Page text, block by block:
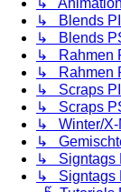
↳
↳ Blends PI
↳ Blends
↳ Rahmen
↳ Rahmen
↳ Scraps PI
↳ Scraps
↳ Winter/X-
↳
↳ Signtags
↳ Signtags